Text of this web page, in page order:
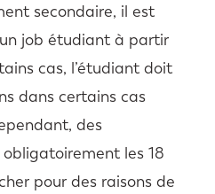
secondaire, il est
job étudiant à partir
cas, l’étudiant doit
dans certains cas
des
les 18
pour des raisons de